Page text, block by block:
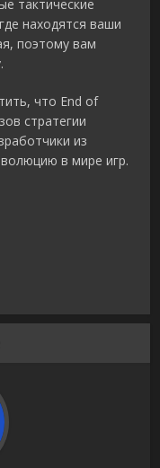
тактические
находятся ваши
поэтому вам
что End of
стратегии
из
в мире игр.